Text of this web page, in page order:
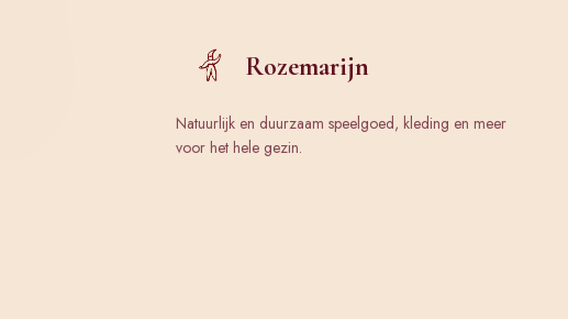
Rozemarijn
Natuurlijk en duurzaam speelgoed, kleding en meer
voor het hele gezin.